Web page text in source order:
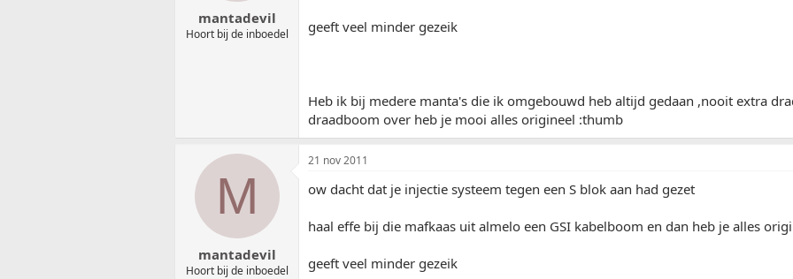
mantadevil
Hoort bij de inboedel geeft veel minder gezeik
Heb ik bij medere manta's die ik omgebouwd heb altijd gedaan ,nooit extra
draadboom over heb je mooi alles origineel :thumb
M
mantadevil
Hoort bij de inboedel
21 nov 2011
ow dacht dat je injectie systeem tegen een S blok aan had gezet
haal effe bij die mafkaas uit almelo een GSI kabelboom en dan heb je alles
geeft veel minder gezeik